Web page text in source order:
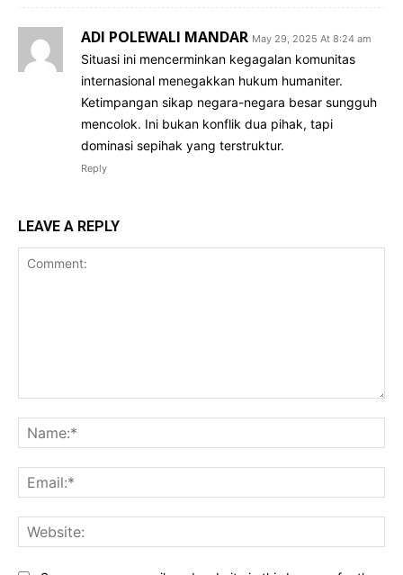
ADI POLEWALI MANDAR May 29, 2025 At 8:24 am
Situasi ini mencerminkan kegagalan komunitas
internasional menegakkan hukum humaniter.
Ketimpangan sikap negara-negara besar sungguh
mencolok. Ini bukan konflik dua pihak, tapi
dominasi sepihak yang terstruktur.
Reply
LEAVE A REPLY